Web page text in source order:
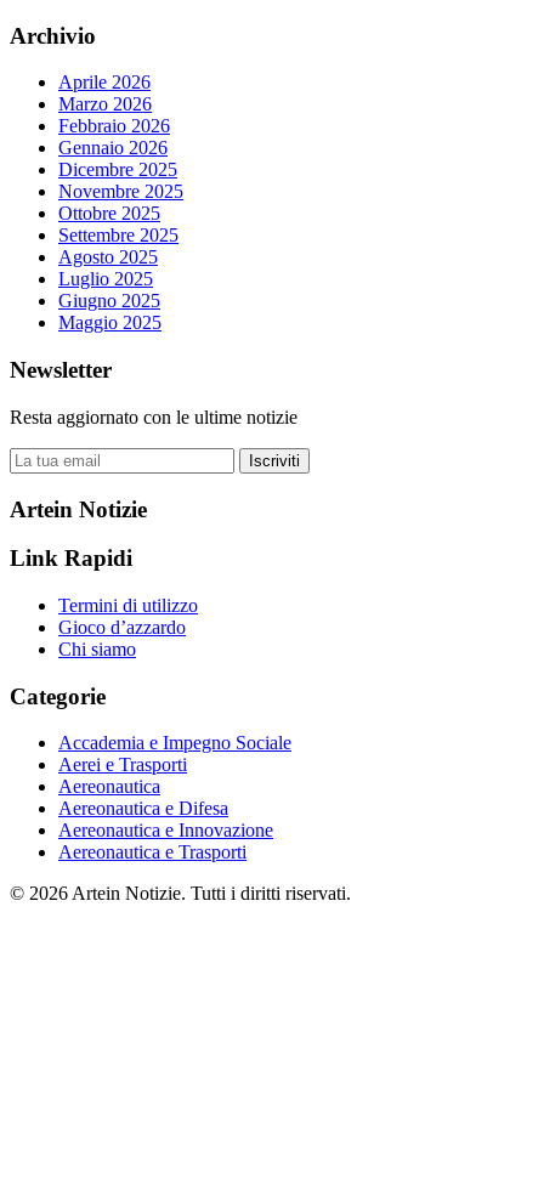
Archivio
Aprile 2026
Marzo 2026
Febbraio 2026
Gennaio 2026
Dicembre 2025
Novembre 2025
Ottobre 2025
Settembre 2025
Agosto 2025
Luglio 2025
Giugno 2025
Maggio 2025
Newsletter
Resta aggiornato con le ultime notizie
Iscriviti
Artein Notizie
Link Rapidi
Termini di utilizzo
Gioco d’azzardo
Chi siamo
Categorie
Accademia e Impegno Sociale
Aerei e Trasporti
Aereonautica
Aereonautica e Difesa
Aereonautica e Innovazione
Aereonautica e Trasporti
© 2026 Artein Notizie. Tutti i diritti riservati.